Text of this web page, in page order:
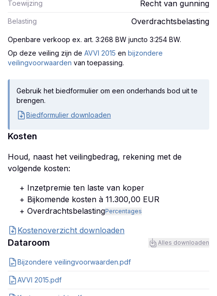
Toewijzing Recht van gunning
Belasting Overdrachtsbelasting
Openbare verkoop ex. art. 3:268 BW juncto 3:254 BW.
Op deze veiling zijn de AVVI 2015 en bijzondere
veilingvoorwaarden van toepassing.
Gebruik het biedformulier om een onderhands bod uit te
brengen.
Biedformulier downloaden
Kosten
Houd, naast het veilingbedrag, rekening met de
volgende kosten:
+ Inzetpremie ten laste van koper
+ Bijkomende kosten à 11.300,00 EUR
+ OverdrachtsbelastingPercentages
Kostenoverzicht downloaden
Dataroom Alles downloaden
Bijzondere veilingvoorwaarden.pdf
AVVI 2015.pdf